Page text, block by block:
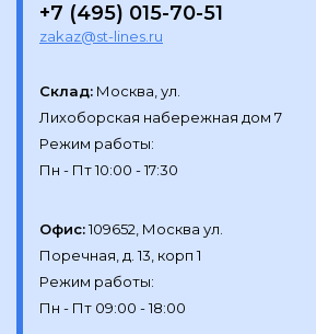
+7 (495) 015-70-51
zakaz@st-lines.ru
Склад: Москва, ул.
Лихоборская набережная дом 7
Режим работы:
Офис:109652, Москва ул.
Поречная, д. 13, корп 1
Режим работы: